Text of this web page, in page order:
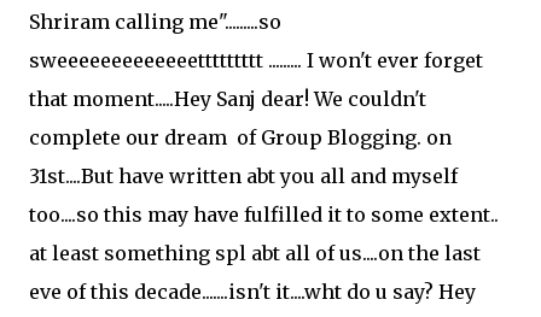
Shriram calling me".........so
sweeeeeeeeeeeeettttttttt ......... I won't ever forget
that moment.....Hey Sanj dear! We couldn't
complete our dream of Group Blogging. on
31st....But have written abt you all and myself
too....so this may have fulfilled it to some extent..
at least something spl abt all of us....on the last
eve of this decade.......isn't it....wht do u say? Hey